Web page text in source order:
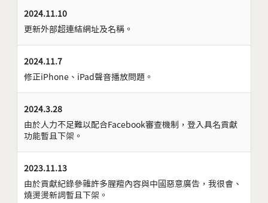
2024.11.10
更新外部超連結網址及名稱。
2024.11.7
修正iPhone、iPad聲音播放問題。
2024.3.28
由於人力不足難以配合Facebook審查機制，登入具名貢獻
功能暫且下架。
2023.11.13
由於貢獻紀錄參雜許多腥羶內容與中國惡意廣告，我很會、
燒燙燙新詞暫且下架。